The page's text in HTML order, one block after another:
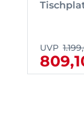
UVP